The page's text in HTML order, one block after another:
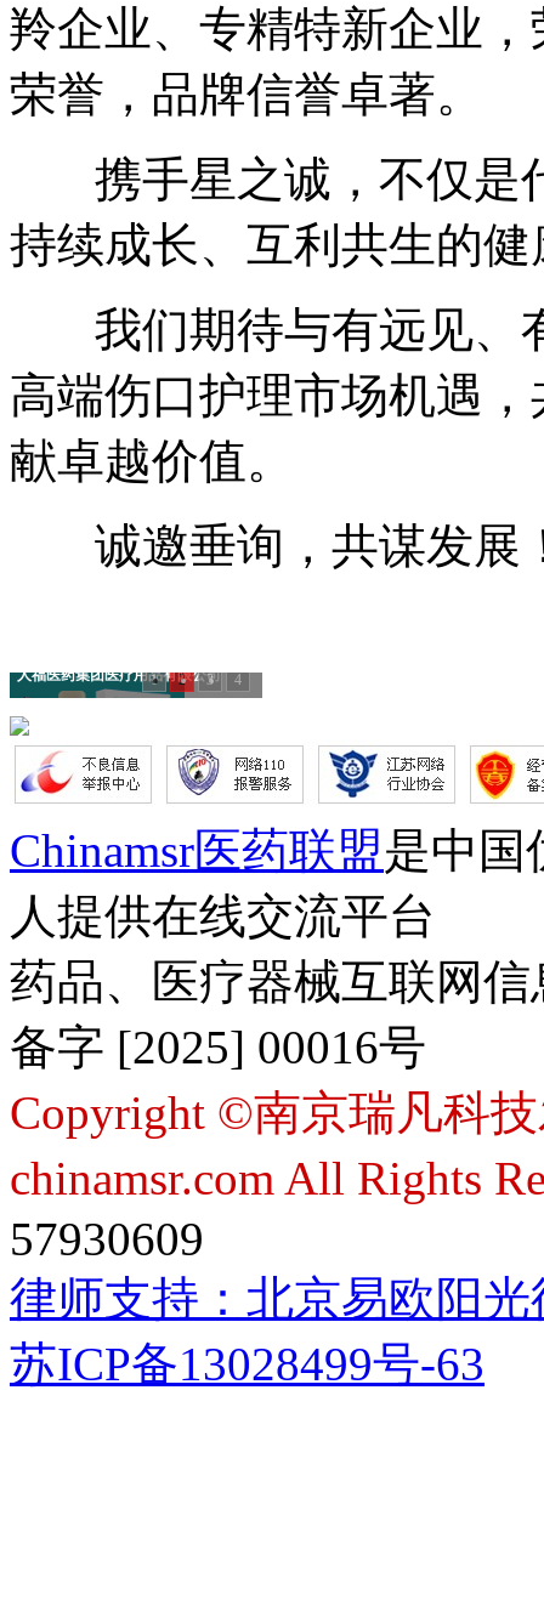
羚企业、专精特新企业
荣誉，品牌信誉卓著。
携手星之诚，不仅是
持续成长、互利共生的
我们期待与有远见、
高端伤口护理市场机遇
献卓越价值。
诚邀垂询，共谋发展
人福医药集团医疗用品有限公司
1 2 3 4
Chinamsr医药联盟是中国
人提供在线交流平台
药品、医疗器械互联网
备字 [2025] 00016号
Copyright ©南京瑞凡科
chinamsr.com All Rights
57930609
律师支持： 北京易欧阳
苏ICP备13028499号-63